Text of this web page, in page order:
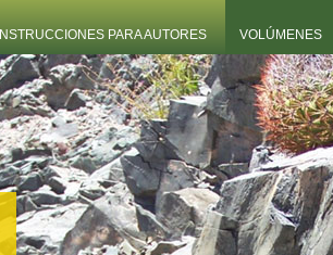
INSTRUCCIONES PARA AUTORES VOLÚMENES